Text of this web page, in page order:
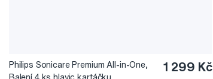
Philips Sonicare Premium All-in-One,
1 299 Kč